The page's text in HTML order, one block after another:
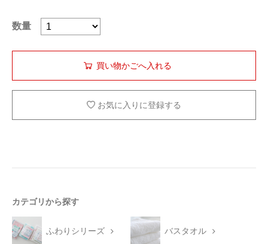
数量
お気に入りに登録する
カテゴリから探す
ふわりシリーズ バスタオル